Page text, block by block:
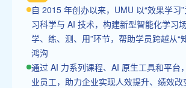
自 2015 年创办以来，UMU 以“效果学习
习科学与 AI 技术，构建新型智能化学习场
学、练、测、用”环节，帮助学员跨越从“
鸿沟
通过 AI 力系列课程、AI 原生工具和平台
业员工，助力企业实现人效提升、绩效